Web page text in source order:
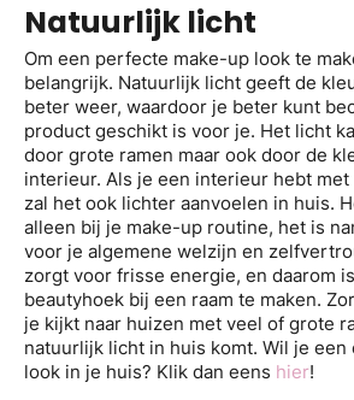
Natuurlijk licht
Om een perfecte make-up look te
belangrijk. Natuurlijk licht geeft de
beter weer, waardoor je beter kunt
product geschikt is voor je. Het licht
door grote ramen maar ook door de
interieur. Als je een interieur hebt
zal het ook lichter aanvoelen in huis.
alleen bij je make-up routine, het is
voor je algemene welzijn en
zorgt voor frisse energie, en daarom
beautyhoek bij een raam te maken.
je kijkt naar huizen met veel of grote
natuurlijk licht in huis komt. Wil je een
look in je huis? Klik dan eens hier!